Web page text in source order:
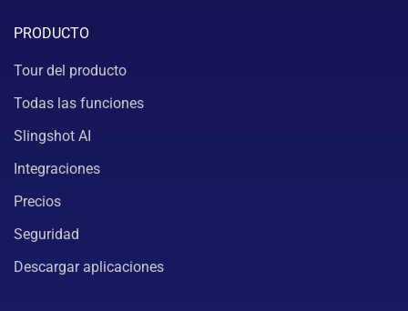
PRODUCTO
Tour del producto
Todas las funciones
Slingshot AI
Integraciones
Precios
Seguridad
Descargar aplicaciones